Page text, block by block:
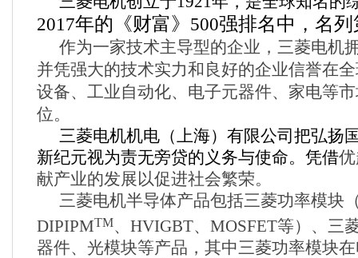
2017年的《财富》 500强排名中，名列
作为一家技术主导型的企业，三菱电机
并凭强大的技术实力和良好的企业信誉在
设备、工业自动化、电子元器件、家电等
位。
三菱电机机电（上海）有限公司把弘扬
新纪元视为责无旁贷的义务与使命。凭借
献产业的发展以促进社会繁荣。
三菱电机半导体产品包括三菱功率模块
DIPIPMTM、 HVIGBT、 MOSFET等）、三
器件、光模块等产品，其中三菱功率模块